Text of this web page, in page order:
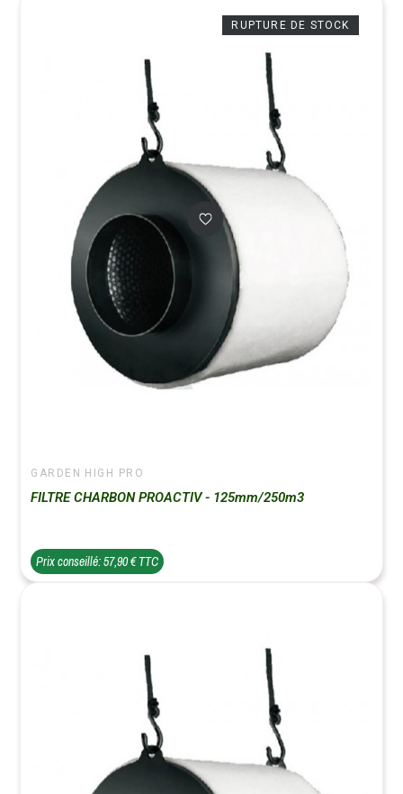
RUPTURE DE STOCK
GARDEN HIGH PRO
FILTRE CHARBON PROACTIV - 125mm/250m3
Prix conseillé: 57,90 € TTC